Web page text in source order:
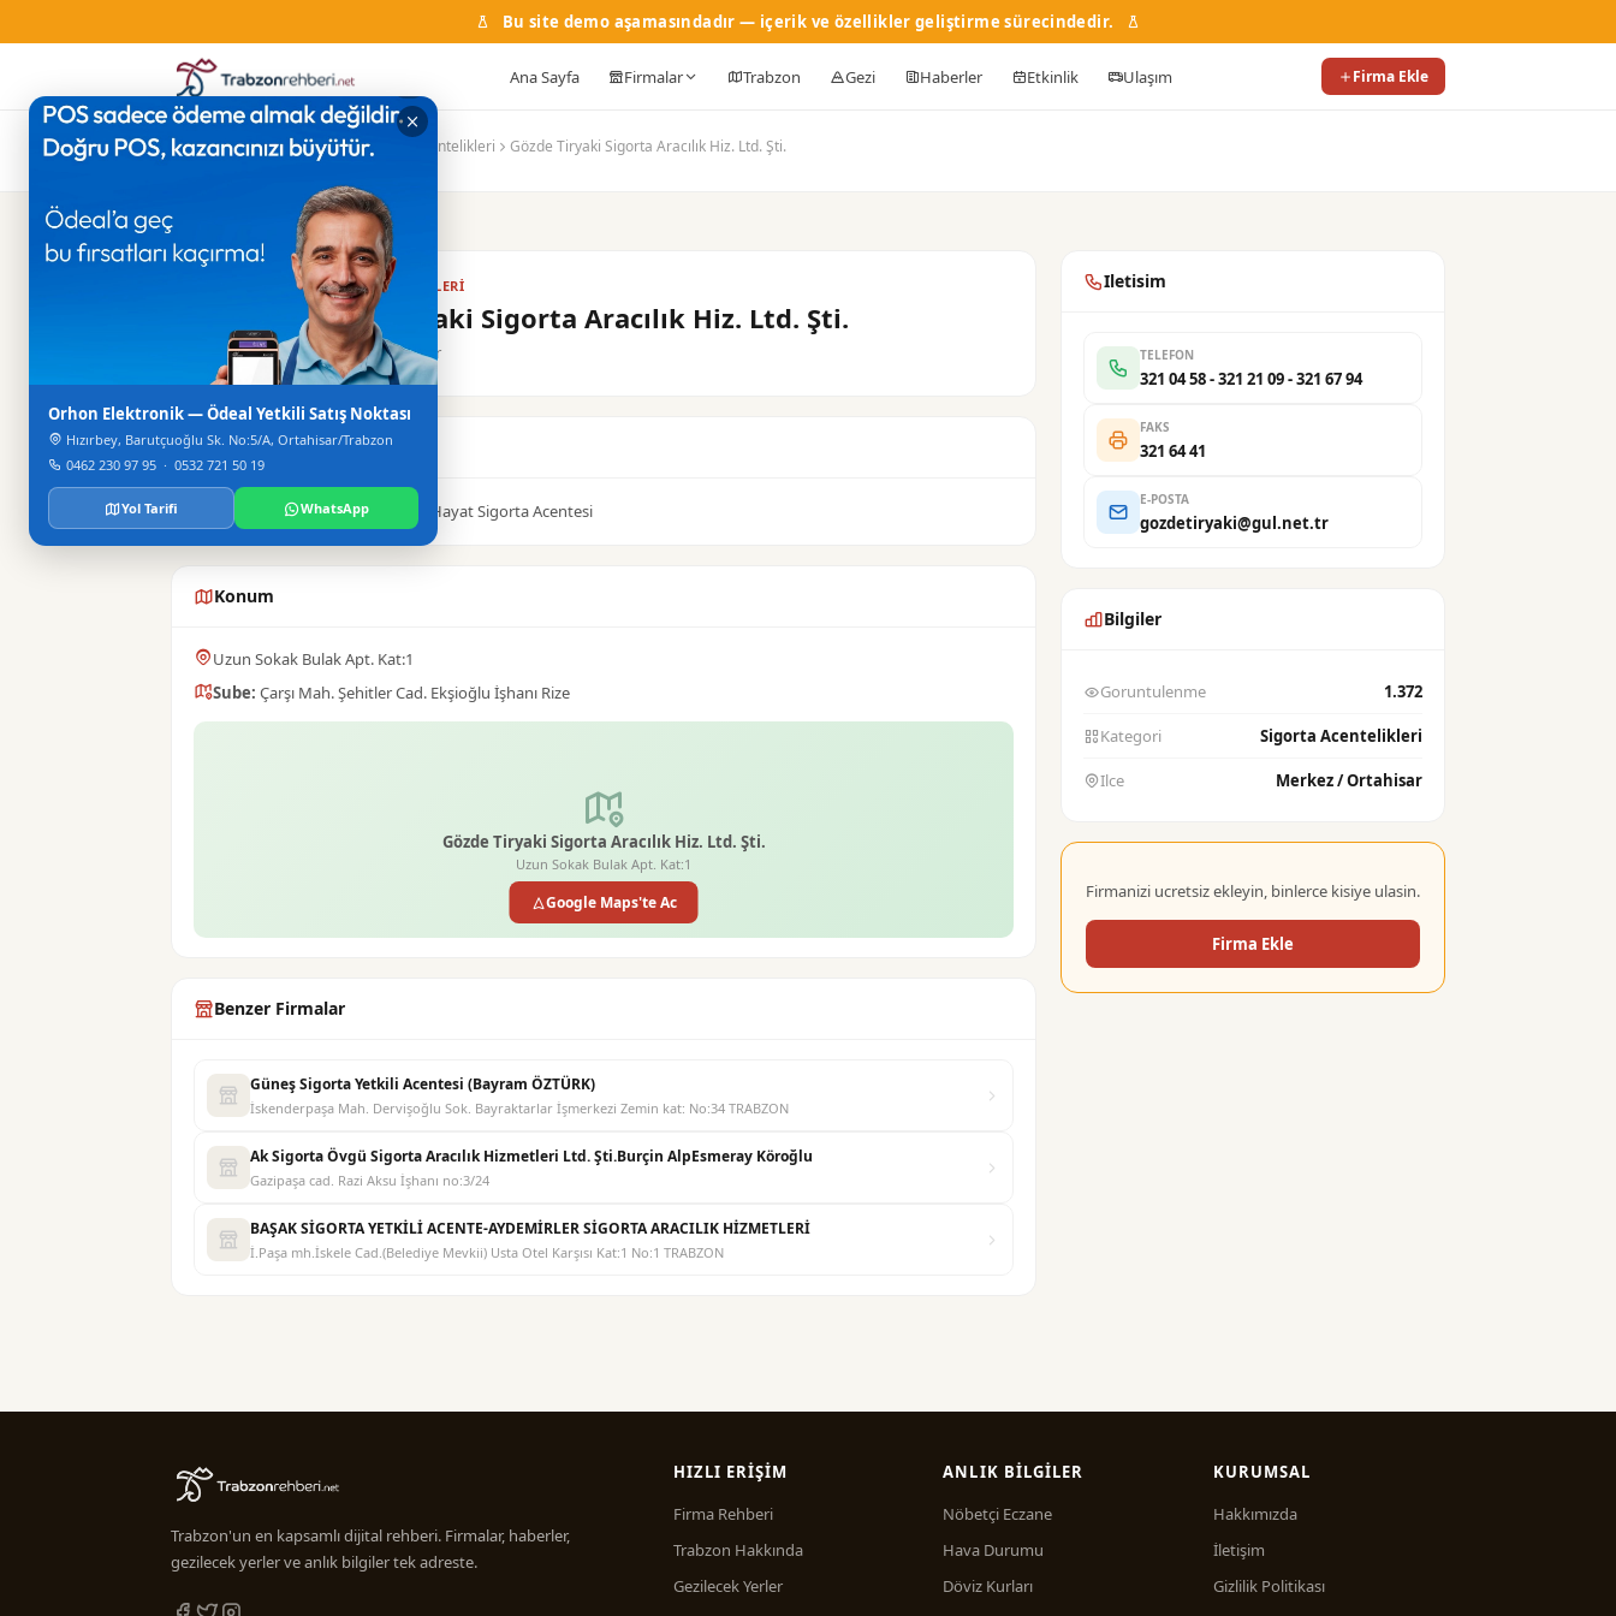
Bu site demo aşamasındadır — içerik ve özellikler geliştirme sürecindedir.
Ana Sayfa Firmalar Trabzon Gezi Haberler Etkinlik Ulaşım Firma Ekle
Ana Sayfa Firma Rehberi Sigorta Acentelikleri Gözde Tiryaki Sigorta Aracılık Hiz. Ltd. Şti.
SIGORTA ACENTELIKLERI
Gözde Tiryaki Sigorta Aracılık Hiz. Ltd. Şti.
Merkez / Ortahisar
Hakkinda
Başak Sigorta Acentesi - Anadolu Hayat Sigorta Acentesi
Konum
Uzun Sokak Bulak Apt. Kat:1
Sube: Çarşı Mah. Şehitler Cad. Ekşioğlu İşhanı Rize
Gözde Tiryaki Sigorta Aracılık Hiz. Ltd. Şti.
Uzun Sokak Bulak Apt. Kat:1
Google Maps'te Ac
Benzer Firmalar
Güneş Sigorta Yetkili Acentesi (Bayram ÖZTÜRK)
İskenderpaşa Mah. Dervişoğlu Sok. Bayraktarlar İşmerkezi Zemin kat: No:34 TRABZON
Ak Sigorta Övgü Sigorta Aracılık Hizmetleri Ltd. Şti.Burçin AlpEsmeray Köroğlu
Gazipaşa cad. Razi Aksu İşhanı no:3/24
BAŞAK SİGORTA YETKİLİ ACENTE-AYDEMİRLER SİGORTA ARACILIK HİZMETLERİ
İ.Paşa mh.İskele Cad.(Belediye Mevkii) Usta Otel Karşısı Kat:1 No:1 TRABZON
Iletisim
TELEFON
321 04 58 - 321 21 09 - 321 67 94
FAKS
321 64 41
E-POSTA
gozdetiryaki@gul.net.tr
Bilgiler
Goruntulenme 1.372
Kategori Sigorta Acentelikleri
Ilce Merkez / Ortahisar
Firmanizi ucretsiz ekleyin, binlerce kisiye ulasin.
Firma Ekle
Trabzon'un en kapsamlı dijital rehberi. Firmalar, haberler,
gezilecek yerler ve anlık bilgiler tek adreste.
HIZLI ERIŞIM
Firma Rehberi
Trabzon Hakkında
Gezilecek Yerler
ANLIK BILGILER
Nöbetçi Eczane
Hava Durumu
Döviz Kurları
KURUMSAL
Hakkımızda
İletişim
Gizlilik Politikası
Orhon Elektronik — Ödeal Yetkili Satış Noktası
Hızırbey, Barutçuoğlu Sk. No:5/A, Ortahisar/Trabzon
0462 230 97 95 · 0532 721 50 19
Yol Tarifi WhatsApp